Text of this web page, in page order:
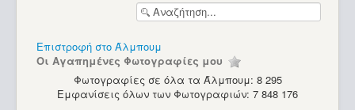
Επιστροφή στο Άλμπουμ
Οι Αγαπημένες Φωτογραφίες μου
Φωτογραφίες σε όλα τα Άλμπουμ: 8 295
Εμφανίσεις όλων των Φωτογραφιών: 7 848 176